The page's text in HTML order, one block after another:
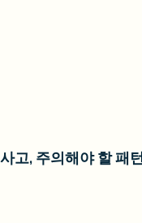
고, 주의해야 할 패턴